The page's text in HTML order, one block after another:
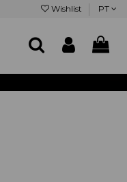
Wishlist PT